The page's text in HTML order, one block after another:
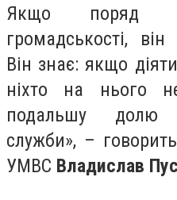
Якщо поряд
громадськості,
Він знає: якщо
ніхто на нього
подальшу долю
служби», –
УМВС Владислав